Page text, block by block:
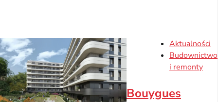
Aktualności
Budownictwo
i remonty
Bouygues